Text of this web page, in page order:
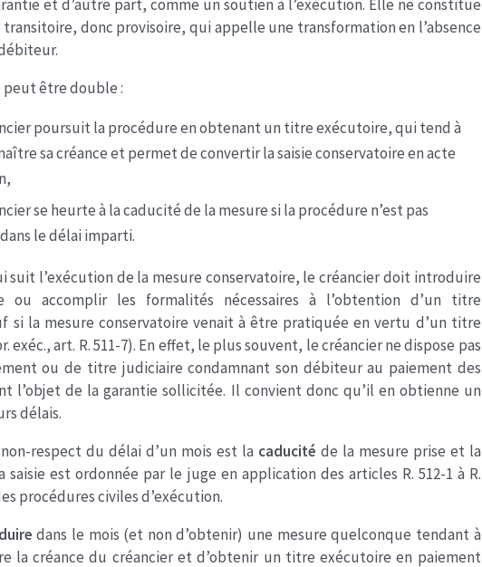
et d’autre part, comme un soutien à l’exécution. Elle ne constitue
transitoire, donc provisoire, qui appelle une transformation en l’absence
peut être double :
poursuit la procédure en obtenant un titre exécutoire, qui tend à
sa créance et permet de convertir la saisie conservatoire en acte
se heurte à la caducité de la mesure si la procédure n’est pas
le délai imparti.
suit l’exécution de la mesure conservatoire, le créancier doit introduire
ou accomplir les formalités nécessaires à l’obtention d’un titre
si la mesure conservatoire venait à être pratiquée en vertu d’un titre
exéc., art. R. 511-7). En effet, le plus souvent, le créancier ne dispose pas
ou de titre judiciaire condamnant son débiteur au paiement des
l’objet de la garantie sollicitée. Il convient donc qu’il en obtienne un
délais.
respect du délai d’un mois est la caducité de la mesure prise et la
saisie est ordonnée par le juge en application des articles R. 512-1 à R.
procédures civiles d’exécution.
dans le mois (et non d’obtenir) une mesure quelconque tendant à
la créance du créancier et d’obtenir un titre exécutoire en paiement